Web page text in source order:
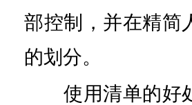
部控制，并在精简
的划分。
使用清单的好处